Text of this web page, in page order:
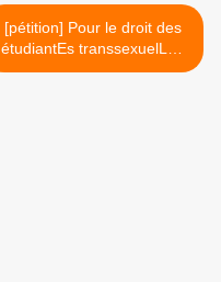
[pétition] Pour le droit des
étudiantEs transsexuelLEs
à étudier dans leur genre